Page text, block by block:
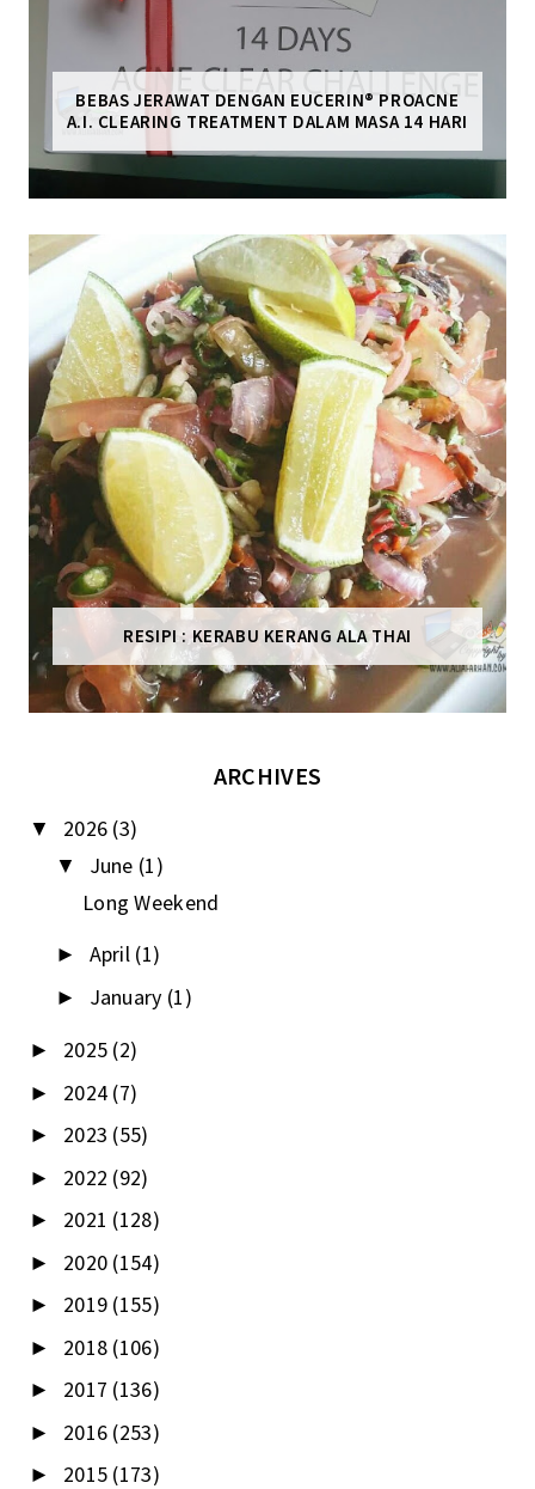
BEBAS JERAWAT DENGAN EUCERIN® PROACNE
A.I. CLEARING TREATMENT DALAM MASA 14 HARI
RESIPI : KERABU KERANG ALA THAI
ARCHIVES
▼ 2026 (3)
▼ June (1)
Long Weekend
► April (1)
► January (1)
► 2025 (2)
► 2024 (7)
► 2023 (55)
► 2022 (92)
► 2021 (128)
► 2020 (154)
► 2019 (155)
► 2018 (106)
► 2017 (136)
► 2016 (253)
► 2015 (173)